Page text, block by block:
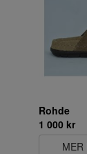
Rohde
1 000 kr
MER